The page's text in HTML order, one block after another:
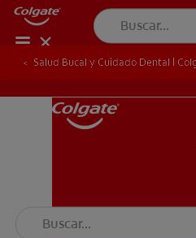
Salud Bucal y Cuidado Dental |